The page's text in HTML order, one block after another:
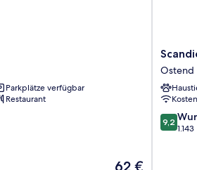
Parkplätze verfügbar
Restaurant
Der
62 €
Scandic
Ostend
Ostend
9.2
von
9,2